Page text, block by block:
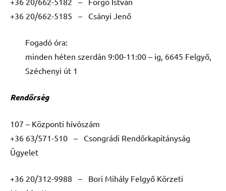
+36 20/662-5185 – Csányi Jenő
Fogadó óra:
minden héten szerdán 9:00-11:00 – ig, 6645 Felgyő,
Széchenyi út 1
Rendőrség
107 – Központi hívószám
+36 63/571-510 – Csongrádi Rendőrkapitányság
Ügyelet
+36 20/312-9988 – Bori Mihály Felgyő Körzeti